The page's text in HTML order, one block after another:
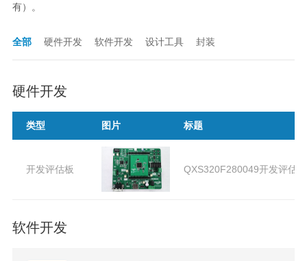
有）。
全部 硬件开发 软件开发 设计工具 封装
硬件开发
类型 图片 标题
开发评估板 QXS320F280049开发评估板
软件开发